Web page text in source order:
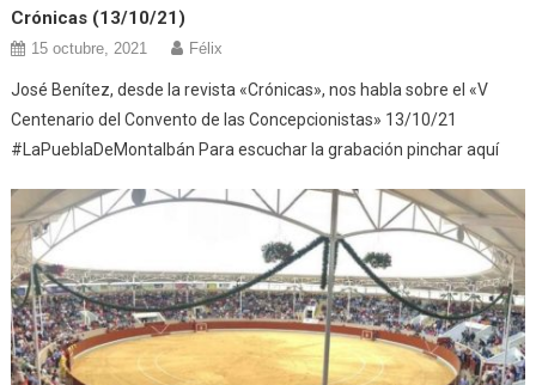
Crónicas (13/10/21)
15 octubre, 2021 Félix
José Benítez, desde la revista «Crónicas», nos habla sobre el «V
Centenario del Convento de las Concepcionistas» 13/10/21
#LaPueblaDeMontalbán Para escuchar la grabación pinchar aquí